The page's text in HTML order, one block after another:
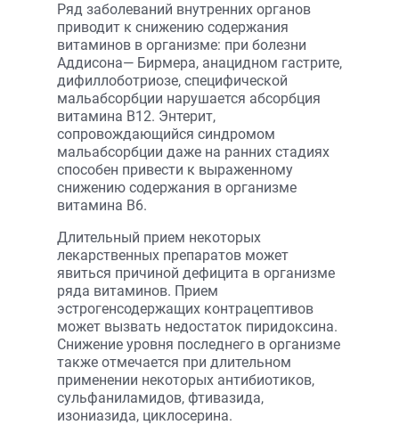
Ряд заболеваний внутренних органов
приводит к снижению содержания
витаминов в организме: при болезни
Аддисона— Бирмера, анацидном гастрите,
дифиллоботриозе, специфической
мальабсорбции нарушается абсорбция
витамина В12. Энтерит,
сопровождающийся синдромом
мальабсорбции даже на ранних стадиях
способен привести к выраженному
снижению содержания в организме
витамина В6.
Длительный прием некоторых
лекарственных препаратов может
явиться причиной дефицита в организме
ряда витаминов. Прием
эстрогенсодержащих контрацептивов
может вызвать недостаток пиридоксина.
Снижение уровня последнего в организме
также отмечается при длительном
применении некоторых антибиотиков,
сульфаниламидов, фтивазида,
изониазида, циклосерина.